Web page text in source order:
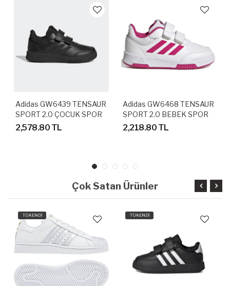
Adidas GW6439 TENSAUR
SPORT 2.0 ÇOCUK SPOR
AYAKKABI
2,578.80 TL
Adidas GW6468 TENSAUR
SPORT 2.0 BEBEK SPOR
AYAKKABI
2,218.80 TL
Çok Satan Ürünler
TÜKENDİ TÜKENDİ